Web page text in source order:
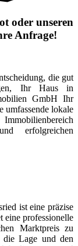
oder unseren
Anfrage!
die gut
Ihr Haus in
GmbH Ihr
umfassende lokale
erfolgreichen
ist eine präzise
eine professionelle
Marktpreis zu
die Lage und den